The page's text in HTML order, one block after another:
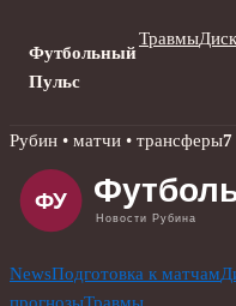
Футбольный
Пульс
Травмы
Skip
content
Рубин • матчи • трансферы7
NewsПодготовка к матчам
прогнозыТравмы